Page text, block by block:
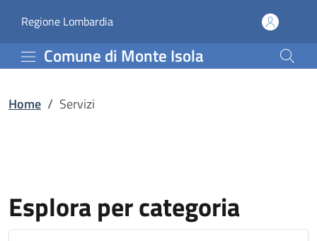
Servizi | Comune di
Regione Lombardia(apre in un'altra scheda).
Comune di Monte Isola
Home / Servizi
Esplora per categoria